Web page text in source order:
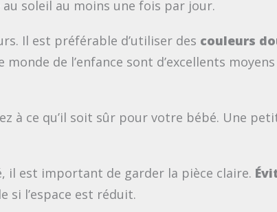
au soleil au moins une fois par jour.
Il est préférable d’utiliser des couleurs
de l’enfance sont d’excellents
à ce qu’il soit sûr pour votre bébé. Une
il est important de garder la pièce claire.
l’espace est réduit.